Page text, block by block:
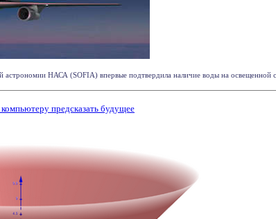
астрономии НАСА (SOFIA) впервые подтвердила наличие воды на освещенной
предсказать будущее